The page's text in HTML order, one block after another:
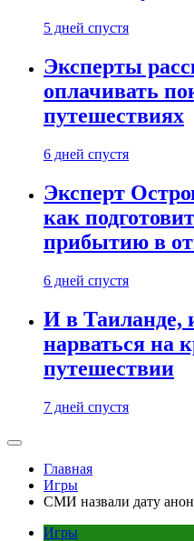
5 дней спустя
Эксперты
оплачивать
путешествиях
6 дней спустя
Эксперт
как
прибытию в
6 дней спустя
И в Таиланде,
нарваться на
путешествии
7 дней спустя
Главная
Игры
СМИ назвали дату
Игры